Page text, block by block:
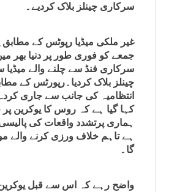
سرکاری چینلز بلاک کردیے۔
غیر ملکی میڈیا رپوٹس کے مطابق
جمعے کو فوری طور پر دنیا بھر
سرکاری فنڈ سے چلنے والے میڈیا
چینلز بلاک کردیا۔رپورٹس کے
انتظامیہ کی جانب سے جاری
کہا گیا ہے کہ روس کا یوکرین
ہماری پرتشدد واقعات کی
ہے تاہم خلاف ورزی کرنے والے
گا۔
واضح رہے کہ اس سے قبل